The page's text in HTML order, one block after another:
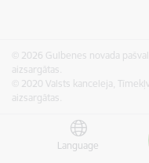
Language
© 2026 Gulbenes novada
aizsargātas.
© 2020 Valsts kanceleja,
aizsargātas.